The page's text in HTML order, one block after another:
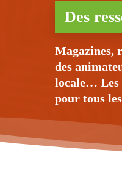
Des
Magazines,
des
locale… Les
pour tous